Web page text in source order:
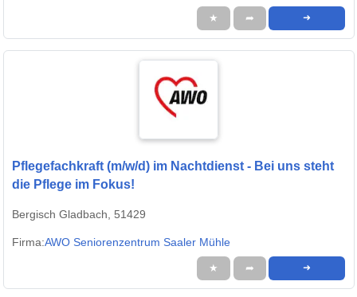
★ ➦ ➜
Pflegefachkraft (m/w/d) im Nachtdienst - Bei uns steht
die Pflege im Fokus!
Bergisch Gladbach, 51429
Firma:AWO Seniorenzentrum Saaler Mühle
★ ➦ ➜